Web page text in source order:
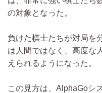
の対象となった。
負けた棋士たちが対局を
は人間ではなく、高度な
えられるようになった。
この見方は、AlphaGoシ